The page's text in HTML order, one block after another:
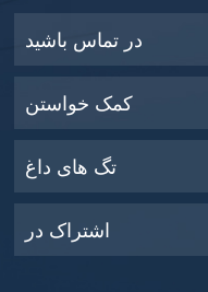
در تماس باشید
کمک خواستن
تگ های داغ
اشتراک در